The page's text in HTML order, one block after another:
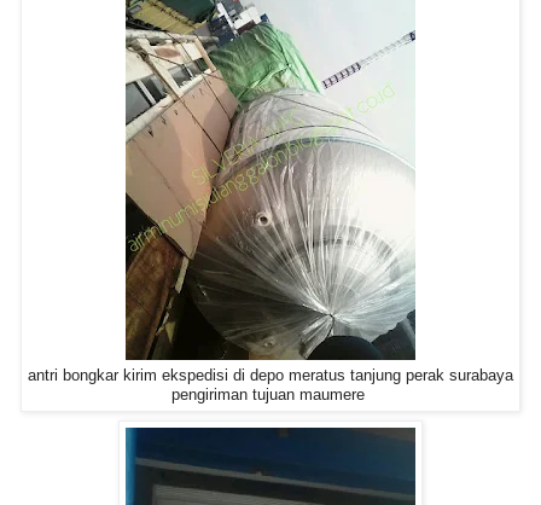
antri bongkar kirim ekspedisi di depo meratus tanjung perak surabaya
pengiriman tujuan maumere